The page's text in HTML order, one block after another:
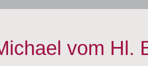
vom Hl.